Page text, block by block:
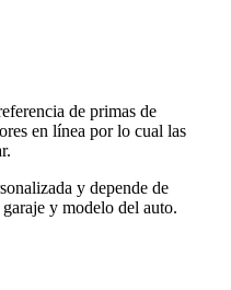
de primas de
en línea por lo cual las
y depende de
y modelo del auto.